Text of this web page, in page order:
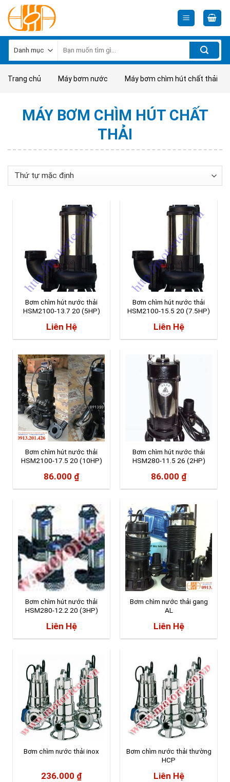
Skip
to
content
kiếm:
Trang chủ Máy bơm nước Máy bơm chìm hút chất thải
MÁY BƠM CHÌM HÚT CHẤT
THẢI
Bơm chìm hút nước thải
HSM2100-13.7 20 (5HP)
Liên Hệ
Bơm chìm hút nước thải
HSM2100-15.5 20 (7.5HP)
Liên Hệ
Bơm chìm hút nước thải
HSM2100-17.5 20 (10HP)
86.000 ₫
Bơm chìm hút nước thải
HSM280-11.5 26 (2HP)
86.000 ₫
Bơm chìm hút nước thải
HSM280-12.2 20 (3HP)
Liên Hệ
Bơm chìm nước thải gang
AL
Liên Hệ
Bơm chìm nước thải inox
236.000 ₫
Bơm chìm nước thải thường
HCP
Liên Hệ